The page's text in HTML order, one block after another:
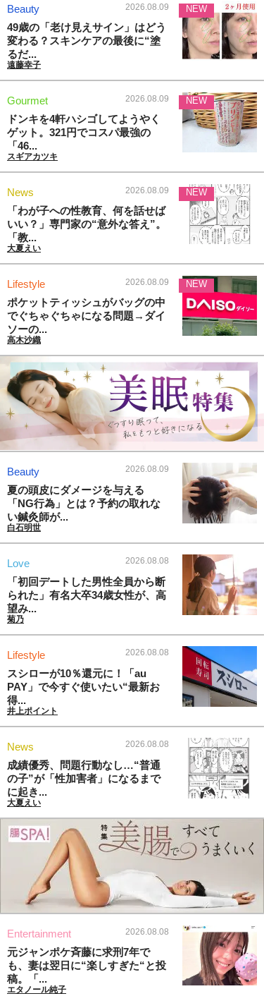
Beauty 2026.08.09
49歳の「老け見えサイン」はどう
変わる？スキンケアの最後に“塗
るだ...
遠藤幸子
NEW
Gourmet 2026.08.09
ドンキを4軒ハシゴしてようやく
ゲット。321円でコスパ最強の
「46...
スギアカツキ
NEW
News 2026.08.09
「わが子への性教育、何を話せば
いい？」専門家の“意外な答え”。
「教...
大夏えい
NEW
Lifestyle 2026.08.09
ポケットティッシュがバッグの中
でぐちゃぐちゃになる問題→ダイ
ソーの...
高木沙織
NEW
Beauty 2026.08.09
夏の頭皮にダメージを与える
「NG行為」とは？予約の取れな
い鍼灸師が...
白石明世
Love 2026.08.08
「初回デートした男性全員から断
られた」有名大卒34歳女性が、高
望み...
菊乃
Lifestyle 2026.08.08
スシローが10％還元に！「au
PAY」で今すぐ使いたい“最新お
得...
井上ポイント
News 2026.08.08
成績優秀、問題行動なし…“普通
の子”が「性加害者」になるまで
に起き...
大夏えい
Entertainment 2026.08.08
元ジャンポケ斉藤に求刑7年で
も、妻は翌日に“楽しすぎた“と投
稿。「...
エタノール純子